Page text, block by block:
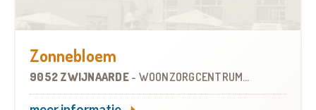
Zonnebloem
9052 ZWIJNAARDE - WOONZORGCENTRUM (WZC)